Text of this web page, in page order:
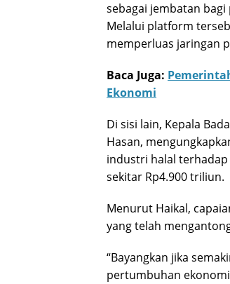
sebagai jembatan
Melalui platform
memperluas jaringan
Baca Juga:
Ekonomi
Di sisi lain, Kepala
Hasan,
industri halal terhadap
sekitar Rp4.900 triliun.
Menurut Haikal,
yang telah
“Bayangkan jika
pertumbuhan